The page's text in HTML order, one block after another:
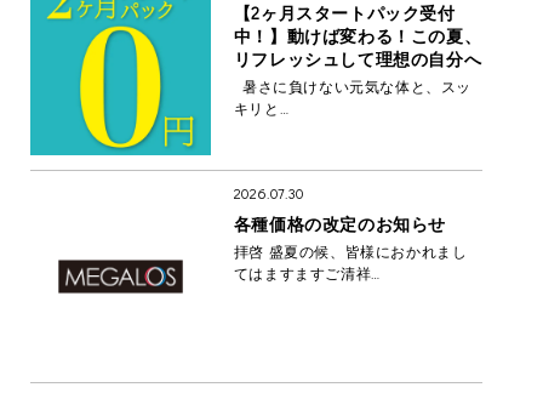
【2ヶ月スタートパック受付
中！】動けば変わる！この夏、
リフレッシュして理想の自分へ
暑さに負けない元気な体と、スッ
キリと…
2026.07.30
各種価格の改定のお知らせ
拝啓 盛夏の候、皆様におかれまし
てはますますご清祥…